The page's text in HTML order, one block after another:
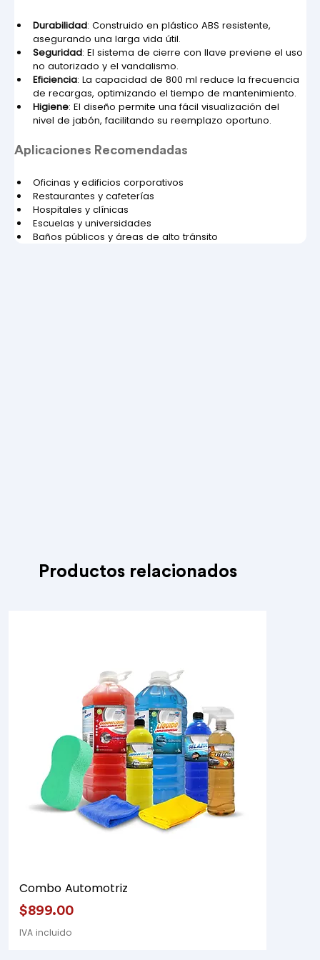
Durabilidad: Construido en plástico ABS resistente,
asegurando una larga vida útil.
Seguridad: El sistema de cierre con llave previene el uso
no autorizado y el vandalismo.
Eficiencia: La capacidad de 800 ml reduce la frecuencia
de recargas, optimizando el tiempo de mantenimiento.
Higiene: El diseño permite una fácil visualización del
nivel de jabón, facilitando su reemplazo oportuno.
Aplicaciones Recomendadas
Oficinas y edificios corporativos
Restaurantes y cafeterías
Hospitales y clínicas
Escuelas y universidades
Baños públicos y áreas de alto tránsito
Productos relacionados
Combo Automotriz
Precio
$899.00
IVA incluido